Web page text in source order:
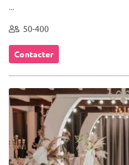
...
50-400
Contacter